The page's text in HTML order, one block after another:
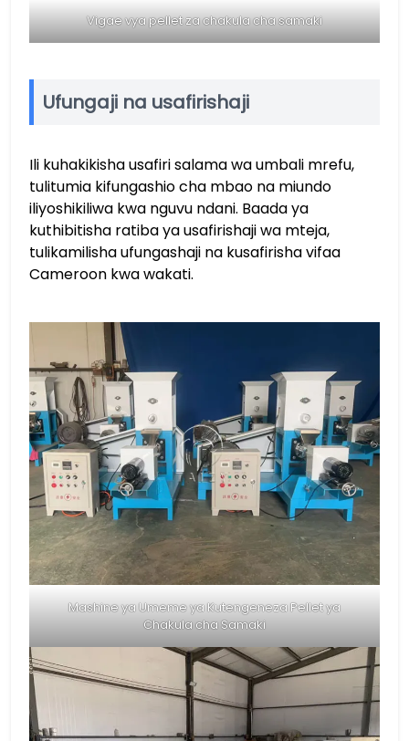
Vigae vya pellet za chakula cha samaki
Ufungaji na usafirishaji
Ili kuhakikisha usafiri salama wa umbali mrefu,
tulitumia kifungashio cha mbao na miundo
iliyoshikiliwa kwa nguvu ndani. Baada ya
kuthibitisha ratiba ya usafirishaji wa mteja,
tulikamilisha ufungashaji na kusafirisha vifaa
Cameroon kwa wakati.
Mashine ya Umeme ya Kutengeneza Pellet ya
Chakula cha Samaki